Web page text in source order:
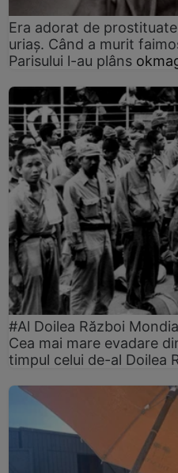
Era adorat de
uriaș. Când a murit
Parisului l-au plâns
#Al Doilea Război
Cea mai mare evadare
timpul celui de-al Doilea